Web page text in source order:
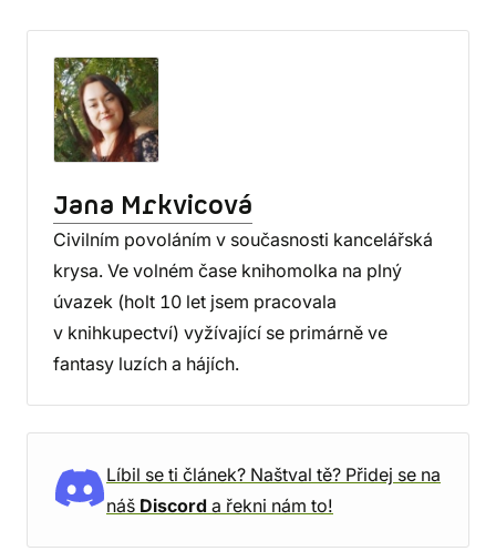
Jana Mrkvicová
Civilním povoláním v současnosti kancelářská
krysa. Ve volném čase knihomolka na plný
úvazek (holt 10 let jsem pracovala
v knihkupectví) vyžívající se primárně ve
fantasy luzích a hájích.
Líbil se ti článek? Naštval tě? Přidej se na
náš Discord a řekni nám to!